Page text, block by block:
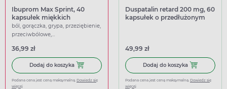
Ibuprom Max Sprint, 40
kapsułek miękkich
ból, gorączka, grypa, przeziębienie,
przeciwbólowe,
36,99 zł
Dodaj do koszyka Dodaj do koszyka Ibuprom Max Sprint, 40 kapsułek
Podana cena jest ceną maksymalną. Dowiedz się
więcej
Duspatalin retard 200 mg, 60
kapsułek o przedłużonym
49,99 zł
Dodaj do koszyka Dodaj do
Podana cena jest ceną maksymalną. Dowiedz się
więcej